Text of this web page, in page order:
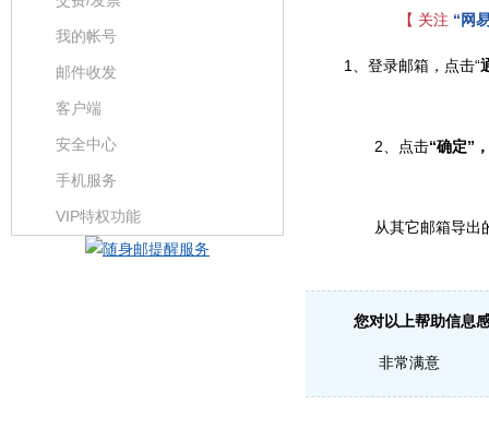
我的帐号
邮件收发
客户端
安全中心
手机服务
VIP特权功能
【 关注 “网
1、登录邮箱，点击“
2、点击“确定”，
从其它邮箱导出
您对以上帮助信息
非常满意